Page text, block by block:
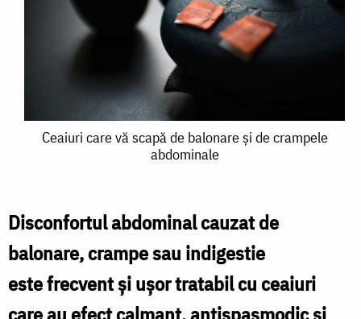
Ceaiuri
scapă
de
balonare
Ceaiuri care vă scapă de balonare și de crampele
abdominale
Disconfortul abdominal cauzat de
balonare, crampe sau indigestie
este frecvent și ușor tratabil cu ceaiuri